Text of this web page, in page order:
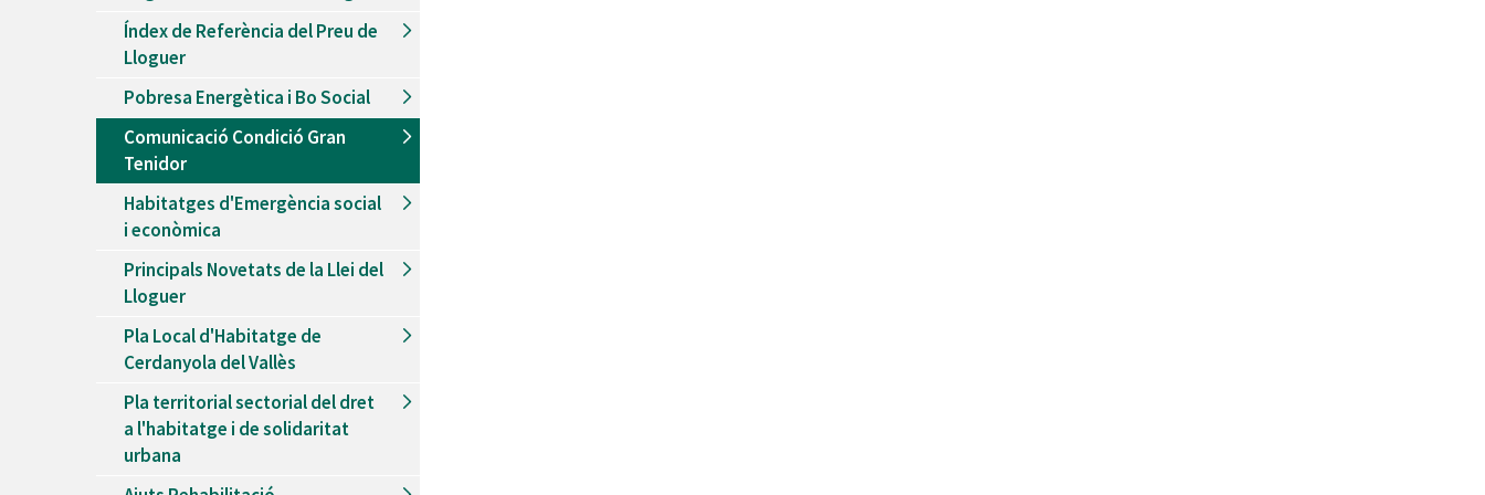
Índex de Referència del Preu de
Lloguer
Pobresa Energètica i Bo Social
Comunicació Condició Gran
Tenidor
Habitatges d'Emergència social
i econòmica
Principals Novetats de la Llei del
Lloguer
Pla Local d'Habitatge de
Cerdanyola del Vallès
Pla territorial sectorial del dret
a l'habitatge i de solidaritat
urbana